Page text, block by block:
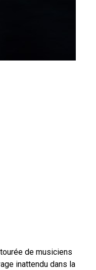
de musiciens
inattendu dans la